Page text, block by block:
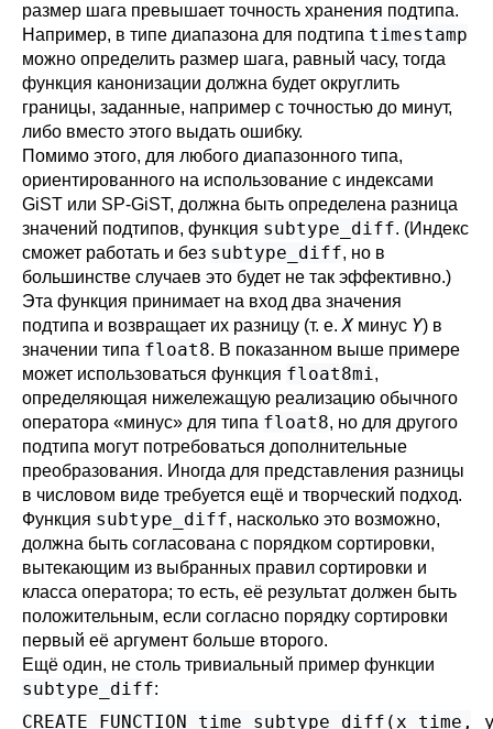
размер шага превышает точность хранения подтипа.
Например, в типе диапазона для подтипа timestamp
можно определить размер шага, равный часу, тогда
функция канонизации должна будет округлить
границы, заданные, например с точностью до минут,
либо вместо этого выдать ошибку.
Помимо этого, для любого диапазонного типа,
ориентированного на использование с индексами
GiST или SP-GiST, должна быть определена разница
значений подтипов, функция subtype_diff. (Индекс
сможет работать и без subtype_diff, но в
большинстве случаев это будет не так эффективно.)
Эта функция принимает на вход два значения
подтипа и возвращает их разницу (т. е. Xминус Y) в
значении типа float8. В показанном выше примере
может использоваться функция float8mi,
определяющая нижележащую реализацию обычного
оператора «минус» для типа float8, но для другого
подтипа могут потребоваться дополнительные
преобразования. Иногда для представления разницы
в числовом виде требуется ещё и творческий подход.
Функция subtype_diff, насколько это возможно,
должна быть согласована с порядком сортировки,
вытекающим из выбранных правил сортировки и
класса оператора; то есть, её результат должен быть
положительным, если согласно порядку сортировки
первый её аргумент больше второго.
Ещё один, не столь тривиальный пример функции
subtype_diff:
CREATE FUNCTION time_subtype_diff(x time,